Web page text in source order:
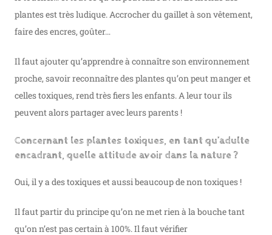
plantes est très ludique. Accrocher du gaillet à son vêtement,
faire des encres, goûter…
Il faut ajouter qu’apprendre à connaître son environnement
proche, savoir reconnaître des plantes qu’on peut manger et
celles toxiques, rend très fiers les enfants. A leur tour ils
peuvent alors partager avec leurs parents !
Concernant les plantes toxiques, en tant qu’adulte
encadrant, quelle attitude avoir dans la nature ?
Oui, il y a des toxiques et aussi beaucoup de non toxiques !
Il faut partir du principe qu’on ne met rien à la bouche tant
qu’on n’est pas certain à 100%. Il faut vérifier